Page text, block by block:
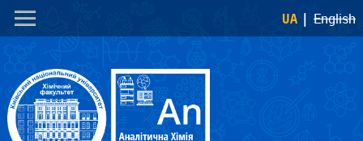
Перейти
до
вмісту
Skip to
navigation
UA English